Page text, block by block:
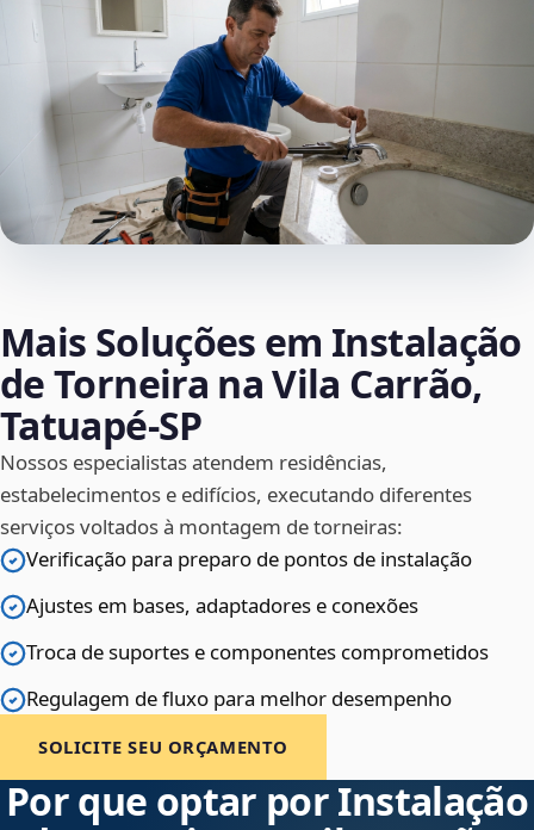
Mais Soluções em Instalação
de Torneira na Vila Carrão,
Tatuapé‑SP
Nossos especialistas atendem residências,
estabelecimentos e edifícios, executando diferentes
serviços voltados à montagem de torneiras:
Verificação para preparo de pontos de instalação
Ajustes em bases, adaptadores e conexões
Troca de suportes e componentes comprometidos
Regulagem de fluxo para melhor desempenho
SOLICITE SEU ORÇAMENTO
Por que optar por Instalação